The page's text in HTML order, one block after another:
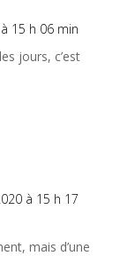
15 h 06 min
jours, c’est
à 15 h 17
mais d’une